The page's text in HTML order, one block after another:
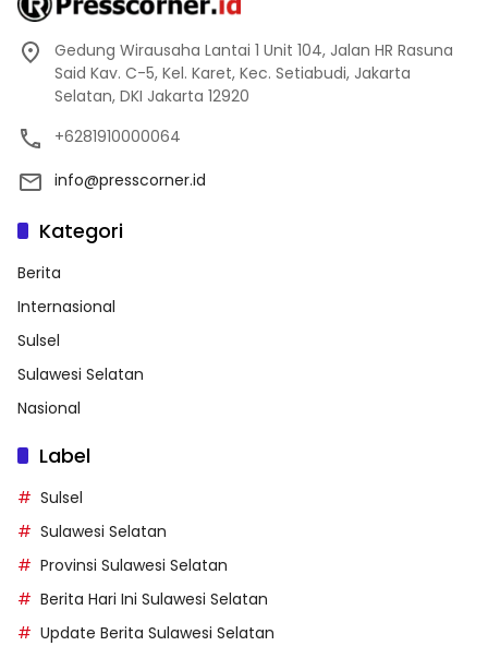
Gedung Wirausaha Lantai 1 Unit 104, Jalan HR Rasuna
Said Kav. C-5, Kel. Karet, Kec. Setiabudi, Jakarta
Selatan, DKI Jakarta 12920
+6281910000064
info@presscorner.id
Kategori
Berita
Internasional
Sulsel
Sulawesi Selatan
Nasional
Label
Sulsel
Sulawesi Selatan
Provinsi Sulawesi Selatan
Berita Hari Ini Sulawesi Selatan
Update Berita Sulawesi Selatan